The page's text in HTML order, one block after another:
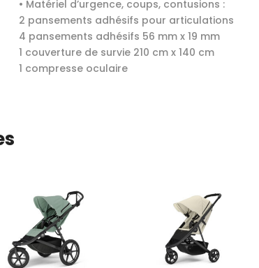
• Matériel d’urgence, coups, contusions :
2 pansements adhésifs pour articulations
4 pansements adhésifs 56 mm x 19 mm
1 couverture de survie 210 cm x 140 cm
1 compresse oculaire